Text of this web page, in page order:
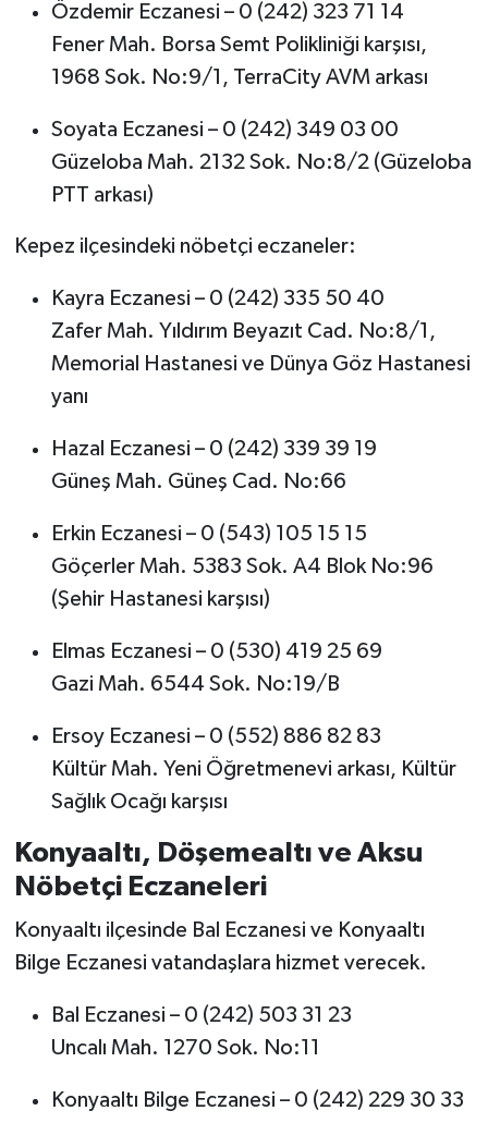
Özdemir Eczanesi – 0 (242) 323 71 14
Fener Mah. Borsa Semt Polikliniği karşısı,
1968 Sok. No:9/1, TerraCity AVM arkası
Soyata Eczanesi – 0 (242) 349 03 00
Güzeloba Mah. 2132 Sok. No:8/2 (Güzeloba
PTT arkası)
Kepez ilçesindeki nöbetçi eczaneler:
Kayra Eczanesi – 0 (242) 335 50 40
Zafer Mah. Yıldırım Beyazıt Cad. No:8/1,
Memorial Hastanesi ve Dünya Göz Hastanesi
yanı
Hazal Eczanesi – 0 (242) 339 39 19
Güneş Mah. Güneş Cad. No:66
Erkin Eczanesi – 0 (543) 105 15 15
Göçerler Mah. 5383 Sok. A4 Blok No:96
(Şehir Hastanesi karşısı)
Elmas Eczanesi – 0 (530) 419 25 69
Gazi Mah. 6544 Sok. No:19/B
Ersoy Eczanesi – 0 (552) 886 82 83
Kültür Mah. Yeni Öğretmenevi arkası, Kültür
Sağlık Ocağı karşısı
Konyaaltı, Döşemealtı ve Aksu
Nöbetçi Eczaneleri
Konyaaltı ilçesinde Bal Eczanesi ve Konyaaltı
Bilge Eczanesi vatandaşlara hizmet verecek.
Bal Eczanesi – 0 (242) 503 31 23
Uncalı Mah. 1270 Sok. No:11
Konyaaltı Bilge Eczanesi – 0 (242) 229 30 33